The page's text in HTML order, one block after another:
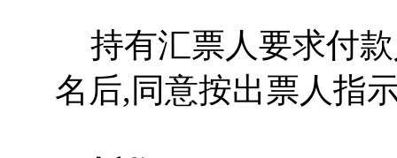
持有汇票人要求付
名后,同意按出票人指